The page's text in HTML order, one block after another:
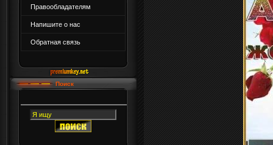
Правообладателям
Напишите о нас
Обратная связь
Поиск